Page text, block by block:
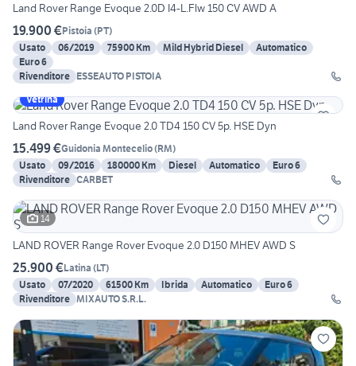
Land Rover Range Evoque 2.0D I4-L.Flw 150 CV AWD A
19.900 €Pistoia (PT)
Usato
06/2019 75900 Km Mild Hybrid Diesel
Automatico
Euro 6
Rivenditore ESSEAUTO PISTOIA
Vetrina
Land Rover Range Evoque 2.0 TD4 150 CV 5p. HSE Dyn
15.499 €Guidonia Montecelio(RM)
Usato
09/2016 180000 Km Diesel Automatico
Euro 6
Rivenditore CARBET
14
LAND ROVER Range Rover Evoque 2.0 D150 MHEV AWD S
25.900 €Latina (LT)
Usato
07/2020 61500 Km Ibrida Automatico
Euro 6
Rivenditore MIXAUTO S.R.L.